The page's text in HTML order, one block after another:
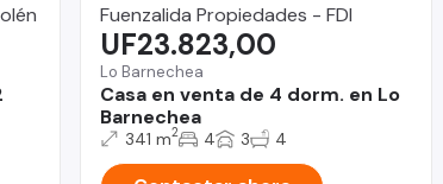
Fuenzalida Propiedades - FDI
Lo Barnechea
Casa en venta de 4 dorm. en Lo
Barnechea
UF23.823,00
341 m2 4 3 4